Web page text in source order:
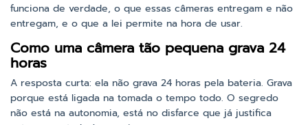
funciona de verdade, o que essas câmeras entregam e não
entregam, e o que a lei permite na hora de usar.
Como uma câmera tão pequena grava 24
horas
A resposta curta: ela não grava 24 horas pela bateria. Grava
porque está ligada na tomada o tempo todo. O segredo
não está na autonomia, está no disfarce que já justifica